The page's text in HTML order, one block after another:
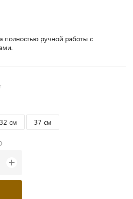
полностью ручной работы с
32 см 37 см
+